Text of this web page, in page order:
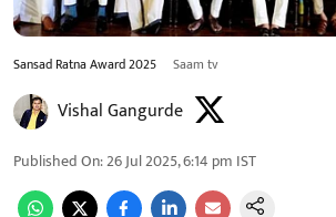
Sansad Ratna Award 2025 Saam tv
Vishal Gangurde
Published On:26 Jul 2025, 6:14 pm IST